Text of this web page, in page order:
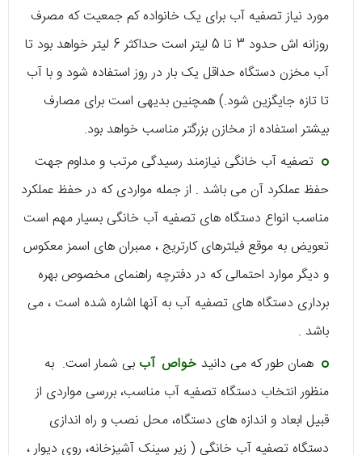
مورد نیاز تصفیه آب برای یک خانواده کم جمعیت که مصرف
روزانه اش حدود 3 تا 5 لیتر است حداکثر 6 لیتر خواهد بود تا
آب مخزن دستگاه حداقل یک بار در روز استفاده شود و با آب
تا تازه جایگزین شود.) همچنین بدیهی است برای مصارف
بیشتر استفاده از مخازن بزرگتر مناسب خواهد بود.
تصفیه آب خانگی نیازمند رسیدگی مرتب و مداوم جهت
حفظ عملکرد آن می باشد . از جمله مواردی که در حفظ عملکرد
مناسب انواع دستگاه های تصفیه آب خانگی بسیار مهم است
تعویض به موقع فیلترهای کارتریج ، ممبران های اسمز معکوس
و دیگر موارد احتمالی که در دفترچه راهنمای مخصوص بهره
برداری دستگاه های تصفیه آب به آنها اشاره شده است ، می
باشد .
همان طور که می دانید خواص آب بی شمار است. به
منظور انتخاب دستگاه تصفیه آب مناسب، بررسی مواردی از
قبیل ابعاد و اندازه های دستگاه، محل نصب و راه اندازی
دستگاه تصفیه آب خانگی ( زیر سینک آشپزخانه، روی دیوار ،